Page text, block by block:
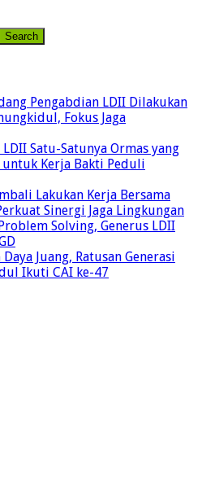
Pengabdian LDII Dilakukan
Fokus Jaga
Satu-Satunya Ormas yang
untuk Kerja Bakti Peduli
Lakukan Kerja Bersama
Sinergi Jaga Lingkungan
Solving, Generus LDII
Juang, Ratusan Generasi
Ikuti CAI ke-47